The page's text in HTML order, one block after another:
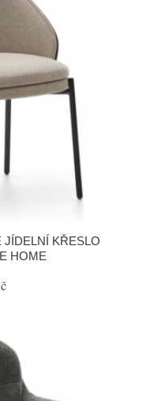
JÍDELNÍ KŘESLO
HOME